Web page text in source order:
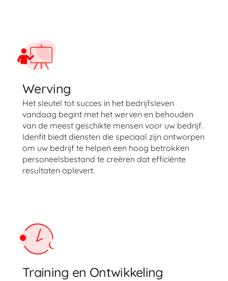
Werving
Het sleutel tot succes in het bedrijfsleven
vandaag begint met het werven en behouden
van de meest geschikte mensen voor uw bedrijf.
Idenfit biedt diensten die speciaal zijn ontworpen
om uw bedrijf te helpen een hoog betrokken
personeelsbestand te creëren dat efficiënte
resultaten oplevert.
Training en Ontwikkeling